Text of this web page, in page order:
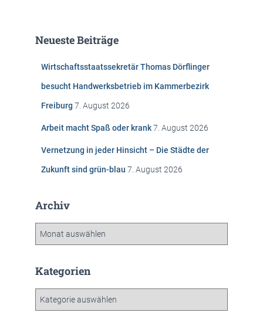
n
Neueste Beiträge
Wirtschaftsstaatssekretär Thomas Dörflinger
besucht Handwerksbetrieb im Kammerbezirk
Freiburg 7. August 2026
Arbeit macht Spaß oder krank7. August 2026
Vernetzung in jeder Hinsicht – Die Städte der
Zukunft sind grün-blau 7. August 2026
Archiv
h
Kategorien